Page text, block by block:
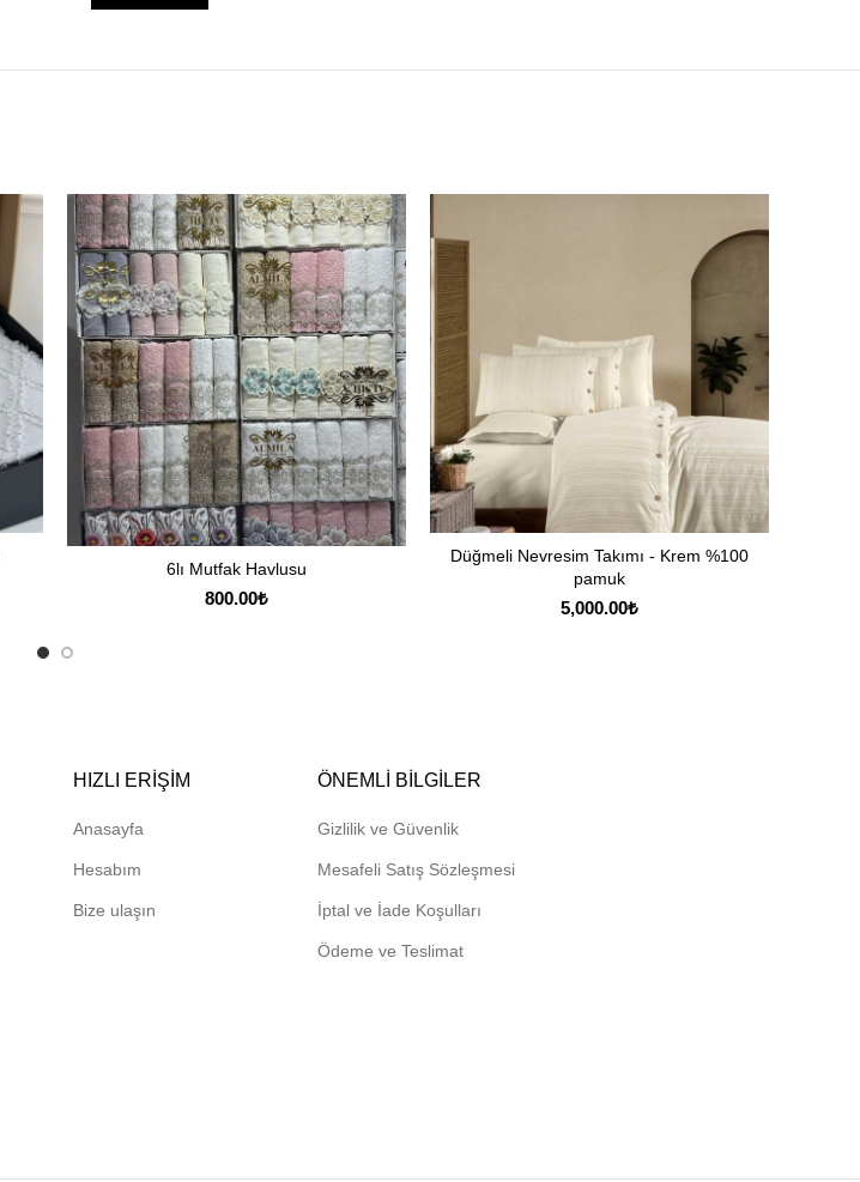
SEPETE EKLE
6lı Mutfak Havlusu
800.00₺
SEPETE EKLE
Düğmeli Nevresim Takımı - Krem %100
pamuk
5,000.00₺
HIZLI ERIŞIM
Anasayfa
Hesabım
Bize ulaşın
ÖNEMLI BILGILER
Gizlilik ve Güvenlik
Mesafeli Satış Sözleşmesi
İptal ve İade Koşulları
Ödeme ve Teslimat